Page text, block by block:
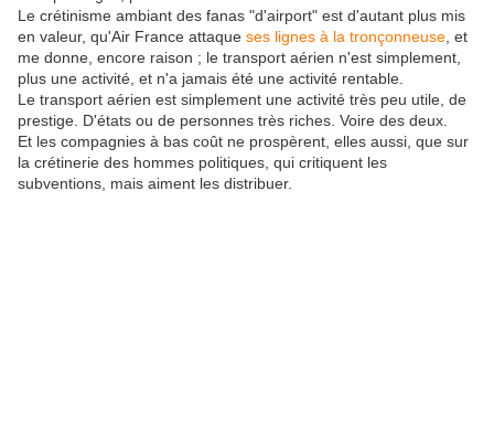
Le crétinisme ambiant des fanas "d'airport" est d'autant plus mis
en valeur, qu'Air France attaque ses lignes à la tronçonneuse , et
me donne, encore raison ; le transport aérien n'est simplement,
plus une activité, et n'a jamais été une activité rentable.
Le transport aérien est simplement une activité très peu utile, de
prestige. D'états ou de personnes très riches. Voire des deux.
Et les compagnies à bas coût ne prospèrent, elles aussi, que sur
la crétinerie des hommes politiques, qui critiquent les
subventions, mais aiment les distribuer.